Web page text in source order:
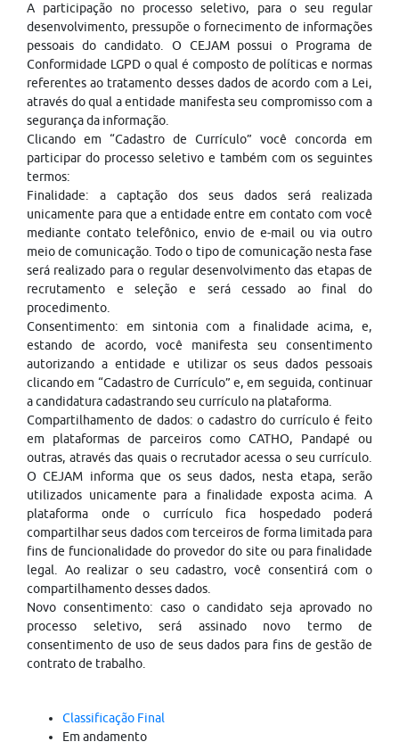
A participação no processo seletivo, para o seu regular
desenvolvimento, pressupõe o fornecimento de informações
pessoais do candidato. O CEJAM possui o Programa de
Conformidade LGPD o qual é composto de políticas e normas
referentes ao tratamento desses dados de acordo com a Lei,
através do qual a entidade manifesta seu compromisso com a
segurança da informação.
Clicando em “Cadastro de Currículo” você concorda em
participar do processo seletivo e também com os seguintes
termos:
Finalidade: a captação dos seus dados será realizada
unicamente para que a entidade entre em contato com você
mediante contato telefônico, envio de e-mail ou via outro
meio de comunicação. Todo o tipo de comunicação nesta fase
será realizado para o regular desenvolvimento das etapas de
recrutamento e seleção e será cessado ao final do
procedimento.
Consentimento: em sintonia com a finalidade acima, e,
estando de acordo, você manifesta seu consentimento
autorizando a entidade e utilizar os seus dados pessoais
clicando em “Cadastro de Currículo” e, em seguida, continuar
a candidatura cadastrando seu currículo na plataforma.
Compartilhamento de dados: o cadastro do currículo é feito
em plataformas de parceiros como CATHO, Pandapé ou
outras, através das quais o recrutador acessa o seu currículo.
O CEJAM informa que os seus dados, nesta etapa, serão
utilizados unicamente para a finalidade exposta acima. A
plataforma onde o currículo fica hospedado poderá
compartilhar seus dados com terceiros de forma limitada para
fins de funcionalidade do provedor do site ou para finalidade
legal. Ao realizar o seu cadastro, você consentirá com o
compartilhamento desses dados.
Novo consentimento: caso o candidato seja aprovado no
processo seletivo, será assinado novo termo de
consentimento de uso de seus dados para fins de gestão de
contrato de trabalho.
Classificação Final
Em andamento